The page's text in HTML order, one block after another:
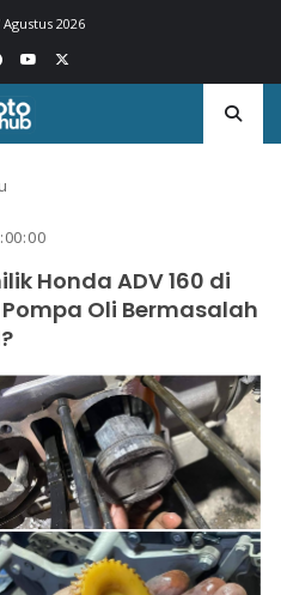
Agustus 2026
Honda ADV 160 di
Oli Bermasalah